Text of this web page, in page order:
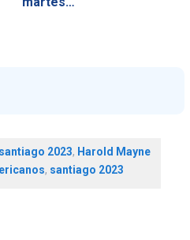
2023, Harold Mayne
, santiago 2023